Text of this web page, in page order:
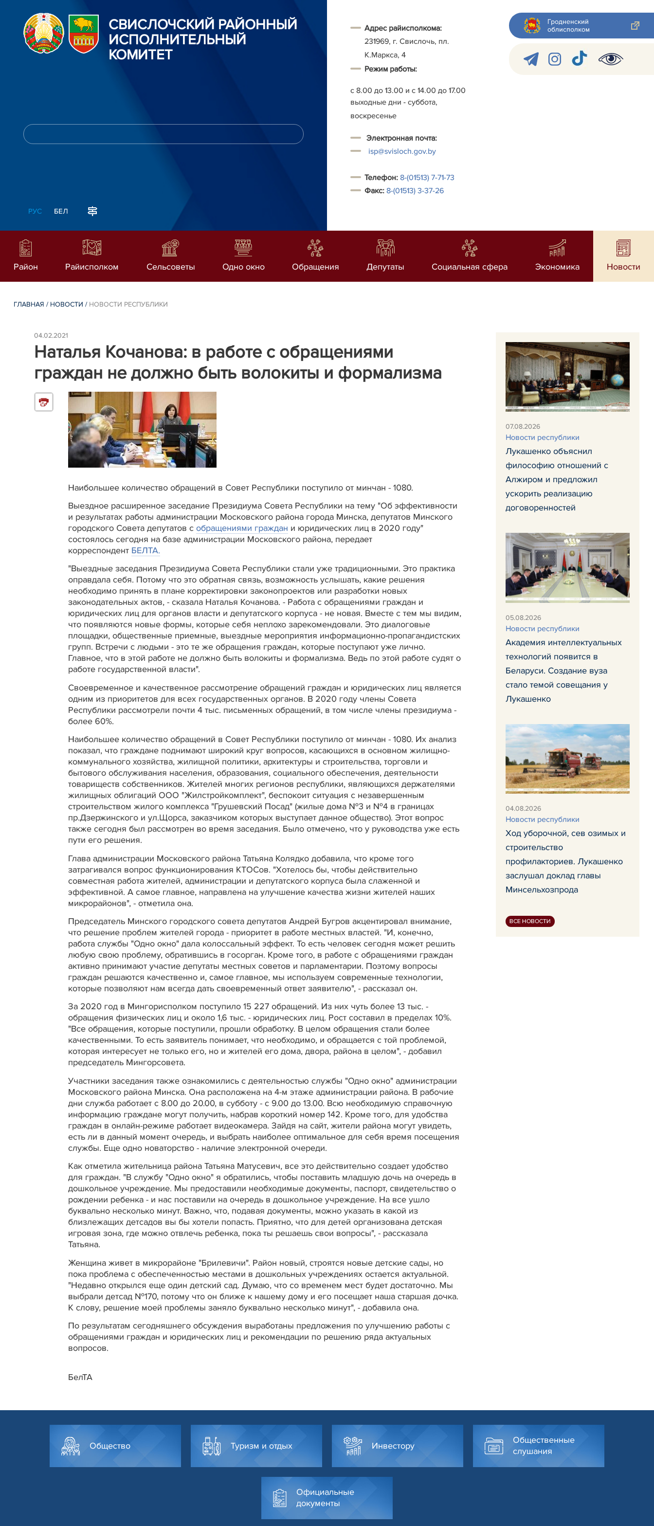
СВИСЛОЧСКИЙ РАЙОННЫЙ
ИСПОЛНИТЕЛЬНЫЙ
КОМИТЕТ
РУС БЕЛ
Адрес райисполкома:
231969, г. Свислочь, пл.
К.Маркса, 4
Режим работы:
с 8.00 до 13.00 и с 14.00 до 17.00
выходные дни - суббота,
воскресенье
Электронная почта:
isp@svisloch.gov.by
Телефон: 8-(01513) 7-71-73
Факс: 8-(01513) 3-37-26
Гродненский
облисполком
Район Райисполком Сельсоветы Одно окно Обращения Депутаты Социальная сфера Экономика Новости
ГЛАВНАЯ / НОВОСТИ / НОВОСТИ РЕСПУБЛИКИ
04.02.2021
Наталья Кочанова: в работе с обращениями
граждан не должно быть волокиты и формализма
Наибольшее количество обращений в Совет Республики поступило от минчан - 1080.
Выездное расширенное заседание Президиума Совета Республики на тему "Об эффективности
и результатах работы администрации Московского района города Минска, депутатов Минского
городского Совета депутатов с обращениями граждан и юридических лиц в 2020 году"
состоялось сегодня на базе администрации Московского района, передает
корреспондент БЕЛТА.
"Выездные заседания Президиума Совета Республики стали уже традиционными. Это практика
оправдала себя. Потому что это обратная связь, возможность услышать, какие решения
необходимо принять в плане корректировки законопроектов или разработки новых
законодательных актов, - сказала Наталья Кочанова. - Работа с обращениями граждан и
юридических лиц для органов власти и депутатского корпуса - не новая. Вместе с тем мы видим,
что появляются новые формы, которые себя неплохо зарекомендовали. Это диалоговые
площадки, общественные приемные, выездные мероприятия информационно-пропагандистских
групп. Встречи с людьми - это те же обращения граждан, которые поступают уже лично.
Главное, что в этой работе не должно быть волокиты и формализма. Ведь по этой работе судят о
работе государственной власти".
Своевременное и качественное рассмотрение обращений граждан и юридических лиц является
одним из приоритетов для всех государственных органов. В 2020 году члены Совета
Республики рассмотрели почти 4 тыс. письменных обращений, в том числе члены президиума -
более 60%.
Наибольшее количество обращений в Совет Республики поступило от минчан - 1080. Их анализ
показал, что граждане поднимают широкий круг вопросов, касающихся в основном жилищно-
коммунального хозяйства, жилищной политики, архитектуры и строительства, торговли и
бытового обслуживания населения, образования, социального обеспечения, деятельности
товариществ собственников. Жителей многих регионов республики, являющихся держателями
жилищных облигаций ООО "Жилстройкомплект", беспокоит ситуация с незавершенным
строительством жилого комплекса "Грушевский Посад" (жилые дома №3 и №4 в границах
пр.Дзержинского и ул.Щорса, заказчиком которых выступает данное общество). Этот вопрос
также сегодня был рассмотрен во время заседания. Было отмечено, что у руководства уже есть
пути его решения.
Глава администрации Московского района Татьяна Колядко добавила, что кроме того
затрагивался вопрос функционирования КТОСов. "Хотелось бы, чтобы действительно
совместная работа жителей, администрации и депутатского корпуса была слаженной и
эффективной. А самое главное, направлена на улучшение качества жизни жителей наших
микрорайонов", - отметила она.
Председатель Минского городского совета депутатов Андрей Бугров акцентировал внимание,
что решение проблем жителей города - приоритет в работе местных властей. "И, конечно,
работа службы "Одно окно" дала колоссальный эффект. То есть человек сегодня может решить
любую свою проблему, обратившись в госорган. Кроме того, в работе с обращениями граждан
активно принимают участие депутаты местных советов и парламентарии. Поэтому вопросы
граждан решаются качественно и, самое главное, мы используем современные технологии,
которые позволяют нам всегда дать своевременный ответ заявителю", - рассказал он.
За 2020 год в Мингорисполком поступило 15 227 обращений. Из них чуть более 13 тыс. -
обращения физических лиц и около 1,6 тыс. - юридических лиц. Рост составил в пределах 10%.
"Все обращения, которые поступили, прошли обработку. В целом обращения стали более
качественными. То есть заявитель понимает, что необходимо, и обращается с той проблемой,
которая интересует не только его, но и жителей его дома, двора, района в целом", - добавил
председатель Мингорсовета.
Участники заседания также ознакомились с деятельностью службы "Одно окно" администрации
Московского района Минска. Она расположена на 4-м этаже администрации района. В рабочие
дни служба работает с 8.00 до 20.00, в субботу - с 9.00 до 13.00. Всю необходимую справочную
информацию граждане могут получить, набрав короткий номер 142. Кроме того, для удобства
граждан в онлайн-режиме работает видеокамера. Зайдя на сайт, жители района могут увидеть,
есть ли в данный момент очередь, и выбрать наиболее оптимальное для себя время посещения
службы. Еще одно новаторство - наличие электронной очереди.
Как отметила жительница района Татьяна Матусевич, все это действительно создает удобство
для граждан. "В службу "Одно окно" я обратились, чтобы поставить младшую дочь на очередь в
дошкольное учреждение. Мы предоставили необходимые документы, паспорт, свидетельство о
рождении ребенка - и нас поставили на очередь в дошкольное учреждение. На все ушло
буквально несколько минут. Важно, что, подавая документы, можно указать в какой из
близлежащих детсадов вы бы хотели попасть. Приятно, что для детей организована детская
игровая зона, где можно отвлечь ребенка, пока ты решаешь свои вопросы", - рассказала
Татьяна.
Женщина живет в микрорайоне "Брилевичи". Район новый, строятся новые детские сады, но
пока проблема с обеспеченностью местами в дошкольных учреждениях остается актуальной.
"Недавно открылся еще один детский сад. Думаю, что со временем мест будет достаточно. Мы
выбрали детсад №170, потому что он ближе к нашему дому и его посещает наша старшая дочка.
К слову, решение моей проблемы заняло буквально несколько минут", - добавила она.
По результатам сегодняшнего обсуждения выработаны предложения по улучшению работы с
обращениями граждан и юридических лиц и рекомендации по решению ряда актуальных
вопросов.
БелТА
07.08.2026
Новости республики
Лукашенко объяснил
философию отношений с
Алжиром и предложил
ускорить реализацию
договоренностей
05.08.2026
Новости республики
Академия интеллектуальных
технологий появится в
Беларуси. Создание вуза
стало темой совещания у
Лукашенко
04.08.2026
Новости республики
Ход уборочной, сев озимых и
строительство
профилакториев. Лукашенко
заслушал доклад главы
Минсельхозпрода
ВСЕ НОВОСТИ
Общество Туризм и отдых Инвестору
Общественные
слушания
Официальные
документы